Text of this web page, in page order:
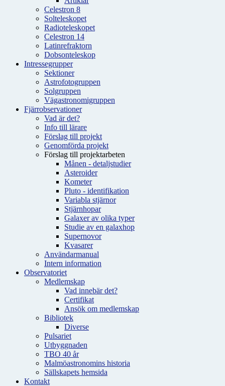
Celestron 8
Solteleskopet
Radioteleskopet
Celestron 14
Latinrefraktorn
Dobsonteleskop
Intressegrupper
Sektioner
Astrofotogruppen
Solgruppen
Vägastronomigruppen
Fjärrobservationer
Vad är det?
Info till lärare
Förslag till projekt
Genomförda projekt
Förslag till projektarbeten
Månen - detaljstudier
Asteroider
Kometer
Pluto - identifikation
Variabla stjärnor
Stjärnhopar
Galaxer av olika typer
Studie av en galaxhop
Supernovor
Kvasarer
Användarmanual
Intern information
Observatoriet
Medlemskap
Vad innebär det?
Certifikat
Ansök om medlemskap
Bibliotek
Diverse
Pulsariet
Utbyggnaden
TBO 40 år
Malmöastronomins historia
Sällskapets hemsida
Kontakt